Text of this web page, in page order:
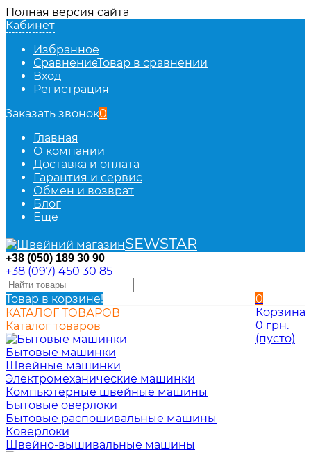
Полная версия сайта
Кабинет
Избранное
СравнениеТовар в сравнении
Вход
Регистрация
Заказать звонок0
Главная
О компании
Доставка и оплата
Гарантия и сервис
Обмен и возврат
Блог
Еще
SEWSTAR
+38 (050) 189 30 90
+38 (097) 450 30 85
0
Корзина
0 грн.
(пусто)
Товар в корзине!
КАТАЛОГ ТОВАРОВ
Каталог товаров
Бытовые машинки
Швейные машинки
Электромеханические машинки
Компьютерные швейные машины
Бытовые оверлоки
Бытовые распошивальные машины
Коверлоки
Швейно-вышивальные машины